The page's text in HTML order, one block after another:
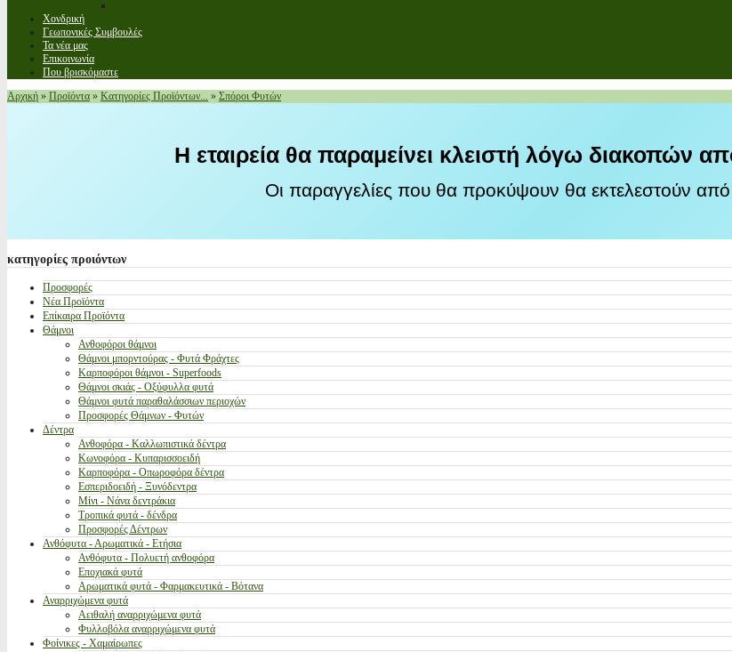
Χονδρική
Γεωπονικές Συμβουλές
Τα νέα μας
Επικοινωνία
Που βρισκόμαστε
Αρχική » Προϊόντα » Κατηγορίες Προϊόντων... » Σπόροι Φυτών
Η εταιρεία θα παραμείνει κλειστή λόγω διακοπών
Οι παραγγελίες που θα προκύψουν θα εκτελεστούν
κατηγορίες προιόντων
Προσφορές
Νέα Προϊόντα
Επίκαιρα Προϊόντα
Θάμνοι
Ανθοφόροι θάμνοι
Θάμνοι μπορντούρας - Φυτά Φράχτες
Καρποφόροι θάμνοι - Superfoods
Θάμνοι σκιάς - Οξύφυλλα φυτά
Θάμνοι φυτά παραθαλάσσιων περιοχών
Προσφορές Θάμνων - Φυτών
Δέντρα
Ανθοφόρα - Καλλωπιστικά δέντρα
Κωνοφόρα - Κυπαρισσοειδή
Καρποφόρα - Οπωροφόρα δέντρα
Εσπεριδοειδή - Ξυνόδεντρα
Μίνι - Νάνα δεντράκια
Τροπικά φυτά - δένδρα
Προσφορές Δέντρων
Ανθόφυτα - Αρωματικά - Ετήσια
Ανθόφυτα - Πολυετή ανθοφόρα
Εποχιακά φυτά
Αρωματικά φυτά - Φαρμακευτικά - Βότανα
Αναρριχώμενα φυτά
Αειθαλή αναρριχώμενα φυτά
Φυλλοβόλα αναρριχώμενα φυτά
Φοίνικες - Χαμαίρωπες